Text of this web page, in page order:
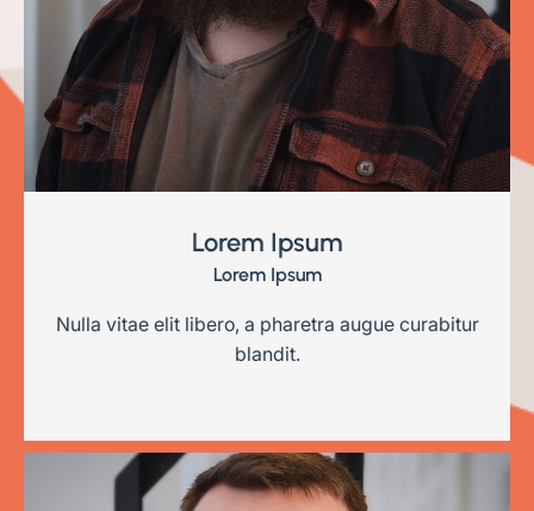
Lorem Ipsum
Lorem Ipsum
Nulla vitae elit libero, a pharetra augue curabitur
blandit.